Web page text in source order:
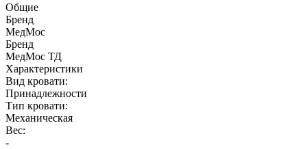
Общие
Бренд
МедМос
Бренд
МедМос ТД
Характеристики
Вид кровати:
Принадлежности
Тип кровати:
Механическая
Вес:
-